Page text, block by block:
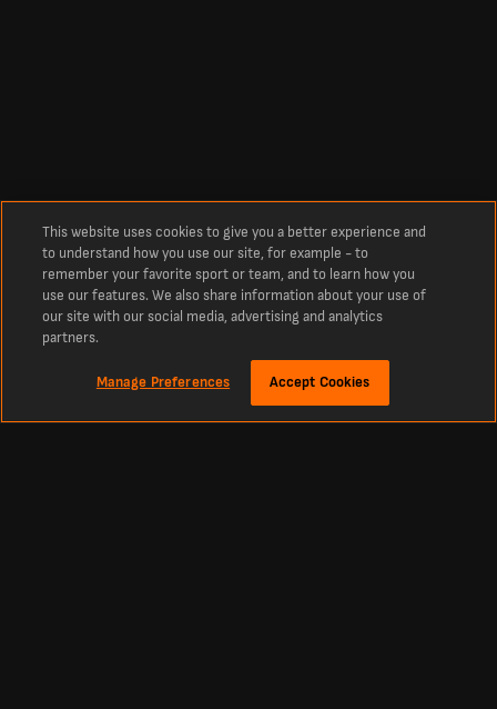
This website uses cookies to give you a better experience and
to understand how you use our site, for example - to
remember your favorite sport or team, and to learn how you
use our features. We also share information about your use of
our site with our social media, advertising and analytics
partners.
Manage Preferences Accept Cookies